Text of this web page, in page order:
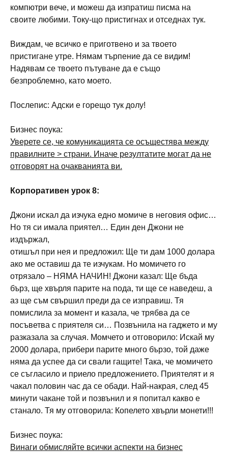
компютри вече, и можеш да изпратиш писма на
своите любими. Току-що пристигнах и отседнах тук.
Виждам, че всичко е приготвено и за твоето
пристигане утре. Нямам търпение да се видим!
Надявам се твоето пътуване да е също
безпроблемно, като моето.
Послепис: Адски е горещо тук долу!
Бизнес поука:
Уверете се, че комуникацията се осъщестява между
правилните > страни. Иначе резултатите могат да не
отговорят на очакванията ви.
Корпоративен урок 8:
Джони искал да изчука едно момиче в неговия офис…
Но тя си имала приятел… Един ден Джони не
издържал,
отишъл при нея и предложил: Ще ти дам 1000 долара
ако ме оставиш да те изчукам. Но момичето го
отрязало – НЯМА НАЧИН! Джони казал: Ще бъда
бърз, ще хвърля парите на пода, ти ще се наведеш, а
аз ще съм свършил преди да се изправиш. Тя
помислила за момент и казала, че трябва да се
посъветва с приятеля си… Позвънила на гаджето и му
разказала за случая. Момчето и отговорило: Искай му
2000 долара, прибери парите много бързо, той даже
няма да успее да си свали гащите! Така, че момичето
се съгласило и приело предложението. Приятелят и я
чакал половин час да се обади. Най-накрая, след 45
минути чакане той и позвънил и я попитал какво е
станало. Тя му отговорила: Копелето хвърли монети!!!
Бизнес поука:
Винаги обмисляйте всички аспекти на бизнес